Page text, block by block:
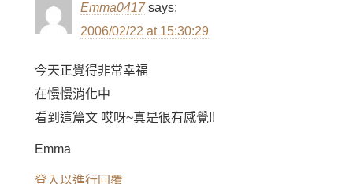
Emma0417 says:
2006/02/22 at 15:30:29
今天正覺得非常幸福
在慢慢消化中
看到這篇文 哎呀~真是很有感覺!!
Emma
登入以進行回覆